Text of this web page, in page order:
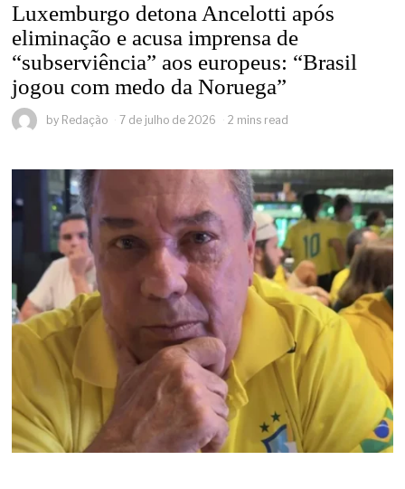
Luxemburgo detona Ancelotti após
eliminação e acusa imprensa de
“subserviência” aos europeus: “Brasil
jogou com medo da Noruega”
by Redação 7 de julho de 2026 2 mins read